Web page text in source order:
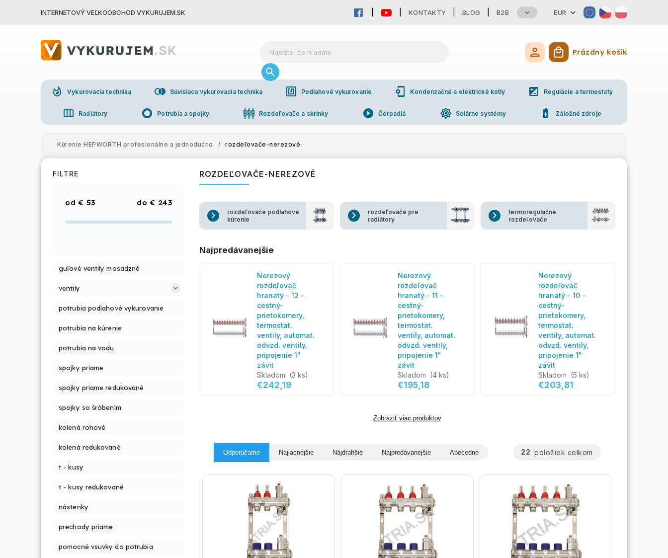
INTERNETOVÝ VEĽKOOBCHOD VYKURUJEM.SK KONTAKTY BLOG B2B EUR
Nákupný košík
Prázdny košík
whatshot Vykurovacia technika join_right Súvisiaca vykurovacia technika nfc Podlahové vykurovanie phonelink_setup Kondenzačné a elektrické kotly iso Regulácie a termostaty
view_week Radiátory trip_origin Potrubia a spojky settings_input_component Rozdeľovače a skrinky play_circle_filled Čerpadlá brightness_high Solárne systémy battery_charging_full Záložné zdroje
Kúrenie HEPWORTH profesionálne a jednoducho
/ rozdeľovače-nerezové
FILTRE
€ 53 € 243
guľové ventily mosadzné
ventily
potrubia podlahové vykurovanie
potrubia na kúrenie
potrubia na vodu
spojky priame
spojky priame redukované
spojky so šróbením
kolená rohové
kolená redukované
t - kusy
t - kusy redukované
nástenky
prechody priame
pomocné vsuvky do potrubia
ROZDEĽOVAČE-NEREZOVÉ
rozdeľovače podlahové
kúrenie
rozdeľovače pre
radiátory
termoregulačné
rozdeľovače
Najpredávanejšie
Nerezový
rozdeľovač
hranatý - 12 -
cestný-
prietokomery,
termostat.
ventily, automat.
odvzd. ventily,
pripojenie 1"
závit
Skladom (3 ks)
€242,19
Nerezový
rozdeľovač
hranatý - 11 -
cestný-
prietokomery,
termostat.
ventily, automat.
odvzd. ventily,
pripojenie 1"
závit
Skladom (4 ks)
€195,18
Nerezový
rozdeľovač
hranatý - 10 -
cestný-
prietokomery,
termostat.
ventily, automat.
odvzd. ventily,
pripojenie 1"
závit
Skladom (5 ks)
€203,81
Zobraziť viac produktov
Odporúčame Najlacnejšie Najdrahšie Najpredávanejšie Abecedne 22 položiek celkom